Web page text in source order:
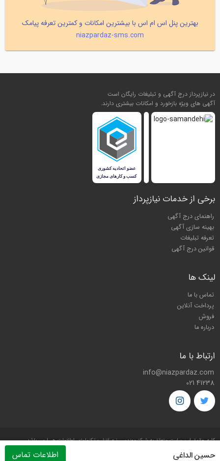
بهترین پنل اس ام اس با بیشترین امکانات و کمترین تعرفه پیامک
niazpardaz-sms.com
حسین الداغی اطلاعات تماس
در نیازپرداز درج آگهی و تبلیغات رایگان است
آگهی های ویژه بازخورد و امکانات بیشتری دارند.
برخی از خدمات نیازپرداز
راهنمای درج آگهی
بهینه سازی آگهی
تعرفه تبلیغات
قوانین درج آگهی
لینک ها
تماس با ما
پرداخت آنلاین
فروش
درباره ما
ارتباط با ما
info@niazpardaz.com
021 41238
کليه حقوق اين سايت متعلق به شرکتمهندسی نرم افزار و تکنولوژی اطلاعات هیرامی باشد.
Copyright © 2026 byHira